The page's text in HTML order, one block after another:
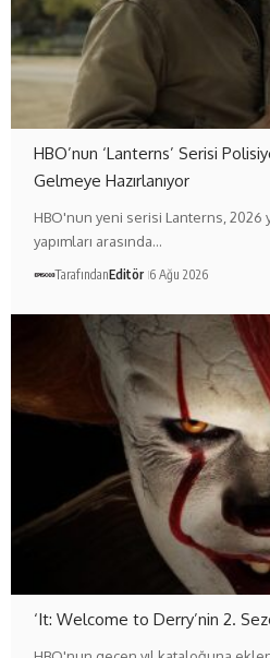
HBO’nun ‘Lanterns’ Serisi
Gelmeye Hazırlanıyor
HBO'nun yeni serisi Lanterns, 2026
yapımları arasında…
TarafındanEditör 6 Ağu 2026
‘It: Welcome to Derry’nin 2.